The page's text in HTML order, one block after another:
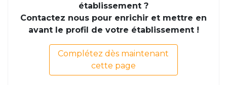
établissement ?
Contactez nous pour enrichir et mettre en
avant le profil de votre établissement !
Complétez dès maintenant
cette page